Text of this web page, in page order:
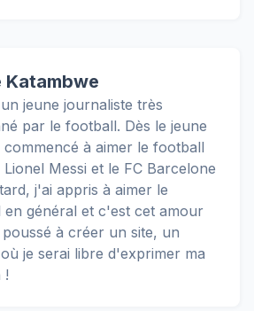
Katambwe
jeune journaliste très
par le football. Dès le jeune
commencé à aimer le football
Messi et le FC Barcelone
j'ai appris à aimer le
général et c'est cet amour
à créer un site, un
je serai libre d'exprimer ma
!